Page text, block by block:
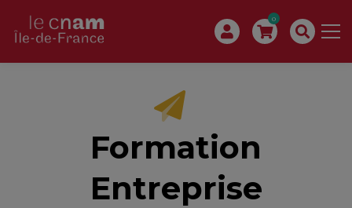
0
Formation
Entreprise